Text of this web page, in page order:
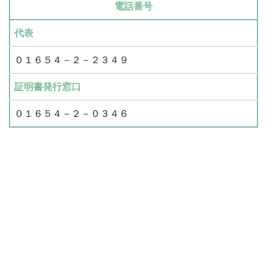
電話番号
代表
０１６５４－２－２３４９
証明書発行窓口
０１６５４－２－０３４６